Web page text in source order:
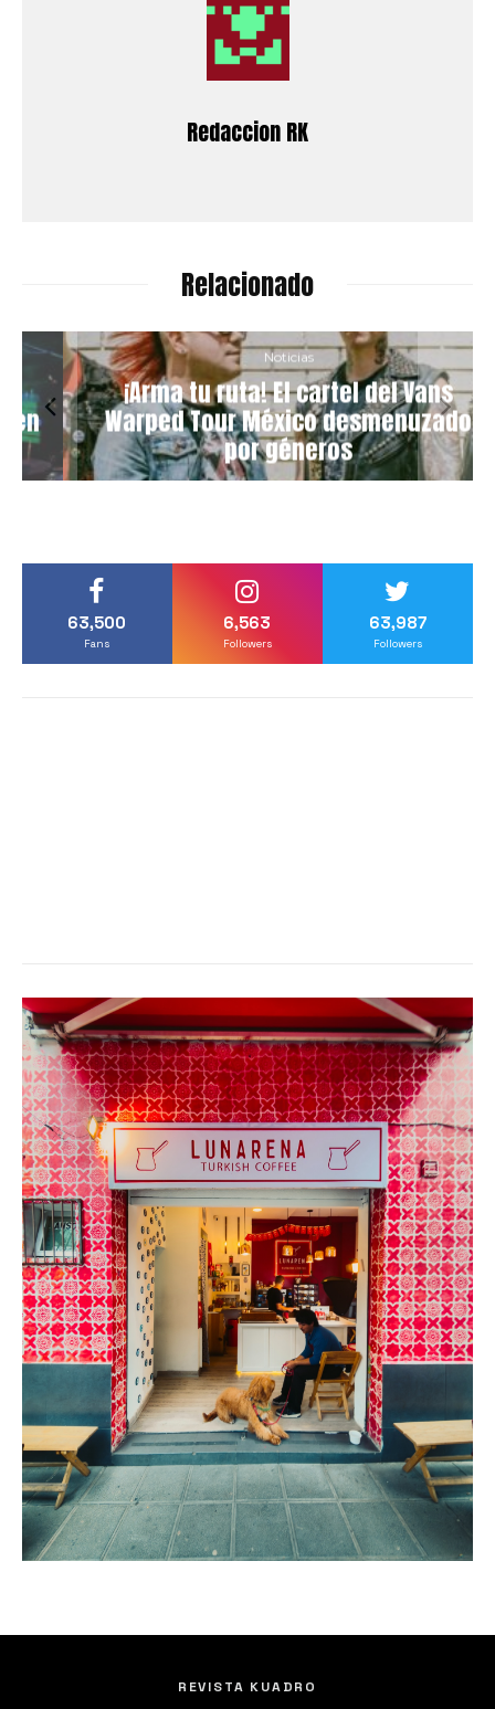
Redaccion RK
Relacionado
Noticias
¡Arma tu ruta! El cartel del Vans
Warped Tour México desmenuzado
por géneros
63,500
Fans
6,563
Followers
63,987
Followers
REVISTA KUADRO